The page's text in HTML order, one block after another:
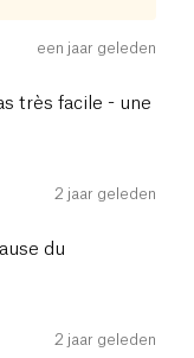
een jaar geleden
très facile - une
2 jaar geleden
du
2 jaar geleden